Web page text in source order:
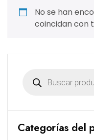
No se han
coincidan con
productos
Categorías del